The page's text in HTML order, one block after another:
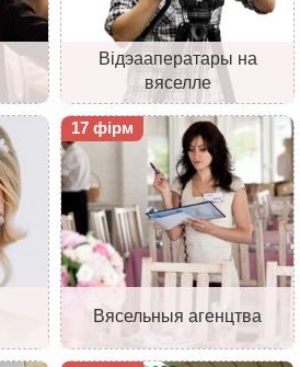
Відэааператары на
вяселле
17 фірм
Вясельныя агенцтва